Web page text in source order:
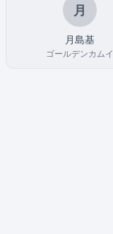
月
月島基
ゴールデンカムイ